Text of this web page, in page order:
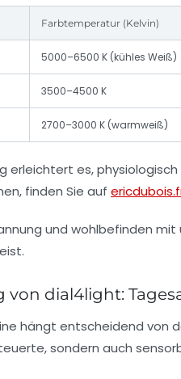
Farbtemperatur (Kelvin)
5000–6500 K (kühles Weiß)
3500–4500 K
2700–3000 K (warmweiß)
erleichtert es,
finden Sie auf
von dial4light:
hängt entscheidend von
sondern auch